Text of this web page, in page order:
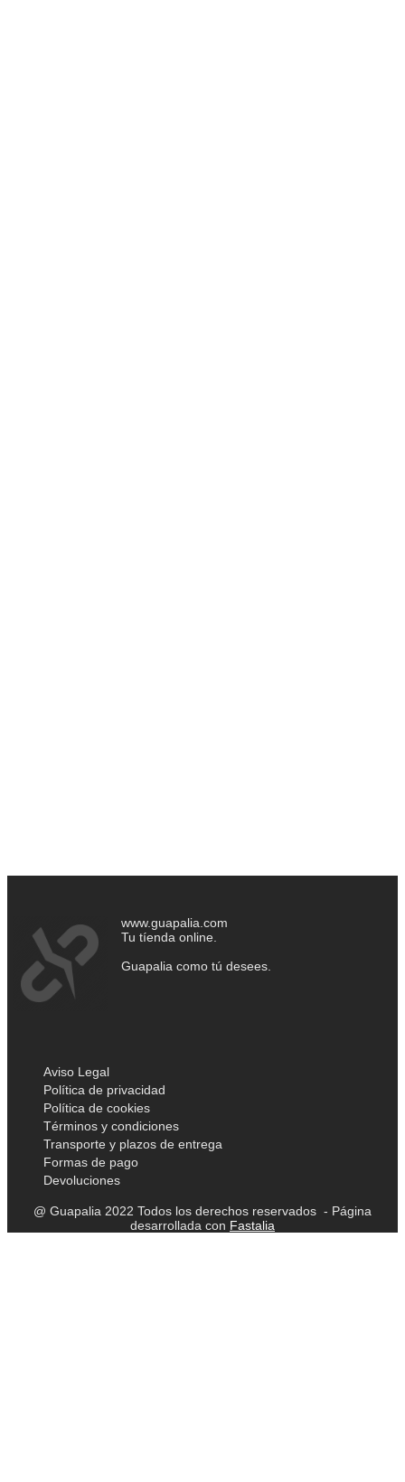
www.guapalia.com
Tu tíenda online.
Guapalia como tú desees.
Aviso Legal
Política de privacidad
Política de cookies
Términos y condiciones
Transporte y plazos de entrega
Formas de pago
Devoluciones
@ Guapalia 2022 Todos los derechos reservados - Página
desarrollada con Fastalia